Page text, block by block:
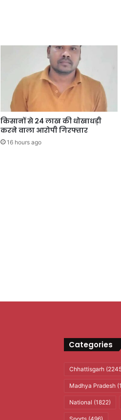
किसानों से 24 लाख की धोखाधड़ी
करने वाला आरोपी गिरफ्तार
16 hours ago
Categories
Chhattisgarh
Madhya Pradesh
National (1822)